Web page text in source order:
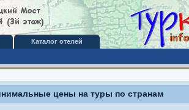
Каталог отелей
цены на туры по странам